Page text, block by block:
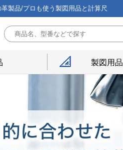
製品/プロも使う製図用品と計算尺
製図用品